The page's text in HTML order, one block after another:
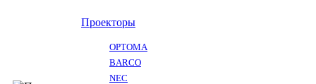
Проекторы
OPTOMA
BARCO
NEC